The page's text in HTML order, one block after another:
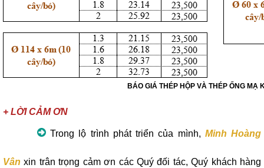
BÁO GIÁ THÉP HỘP VÀ THÉP ỐNG MẠ
+ LỜI CẢM ƠN
Trong lộ trình phát triển của mình, Minh Hoàng
Vân xin trân trọng cảm ơn các Quý đối tác, Quý khách hàng